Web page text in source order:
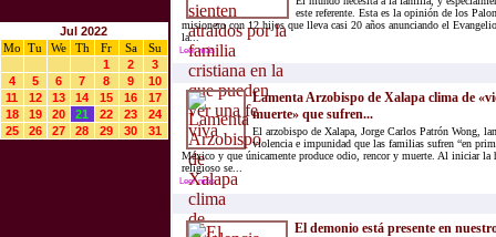
Jul 2022
Mo
Tu We Th Fr Sa
Su
1
2
3
4
5 6 7 8 9
10
11
12 13 14 15 16
17
18
19 20 21 22 23
24
25
26 27 28 29 30 31
este referente. Esta es la opinión de los
misionero con 12 hijos que lleva casi 20 años anunciando el
la...
Leer más
Lamenta Arzobispo de Xalapa clima de
muerte» que sufren...
El arzobispo de Xalapa, Jorge Carlos Patrón Wong,
violencia e impunidad que las familias sufren “en
México y que únicamente produce odio, rencor y muerte. Al iniciar
religioso se...
Leer más
El demonio está presente en